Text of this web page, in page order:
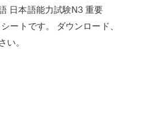
日本語能力試験N3 重要
ートです。 ダウンロード、
。